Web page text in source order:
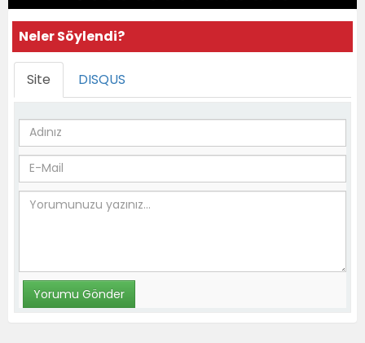
Neler Söylendi?
Site DISQUS